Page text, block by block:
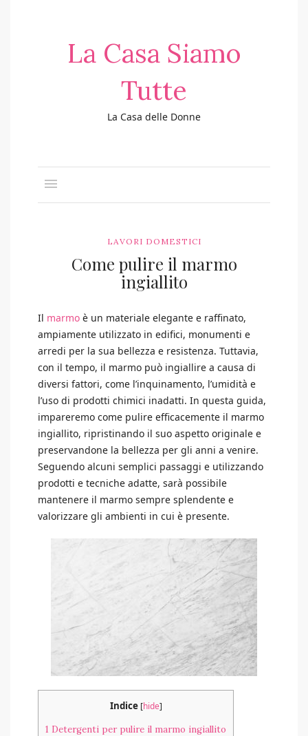
La Casa Siamo
Tutte
La Casa delle Donne
LAVORI DOMESTICI
Come pulire il marmo
ingiallito
Il marmo è un materiale elegante e raffinato,
ampiamente utilizzato in edifici, monumenti e
arredi per la sua bellezza e resistenza. Tuttavia,
con il tempo, il marmo può ingiallire a causa di
diversi fattori, come l’inquinamento, l’umidità e
l’uso di prodotti chimici inadatti. In questa guida,
impareremo come pulire efficacemente il marmo
ingiallito, ripristinando il suo aspetto originale e
preservandone la bellezza per gli anni a venire.
Seguendo alcuni semplici passaggi e utilizzando
prodotti e tecniche adatte, sarà possibile
mantenere il marmo sempre splendente e
valorizzare gli ambienti in cui è presente.
Indice [hide]
1 Detergenti per pulire il marmo ingiallito